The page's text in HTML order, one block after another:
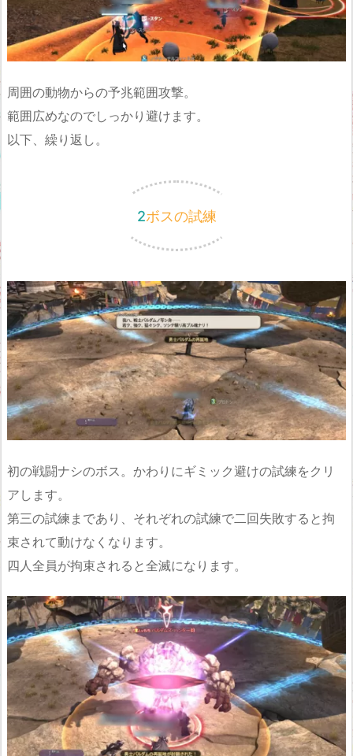
周囲の動物からの予兆範囲攻撃。
範囲広めなのでしっかり避けます。
以下、繰り返し。
2ボスの試練
初の戦闘ナシのボス。かわりにギミック避けの試練をクリ
アします。
第三の試練まであり、それぞれの試練で二回失敗すると拘
束されて動けなくなります。
四人全員が拘束されると全滅になります。